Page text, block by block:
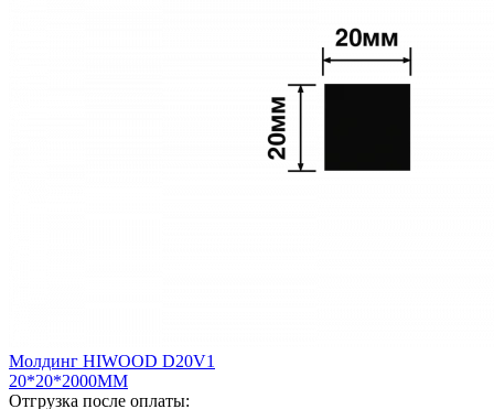
Молдинг HIWOOD D20V1
20*20*2000ММ
Отгрузка после оплаты: